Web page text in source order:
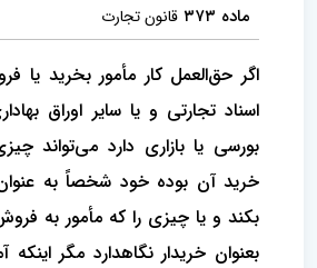
‌ماده ۳۷۳ قانون تجارت
اگر حق‌العمل‌ کار مأمور بخرید یا
اسناد تجارتی و یا سایر اوراق
بورسی یا بازاری دارد‌ می‌تواند
خرید آن بوده خود شخصاً به
بکند و یا چیزی را که مأمور به
بعنوان ‌خریدار نگاهدارد مگر